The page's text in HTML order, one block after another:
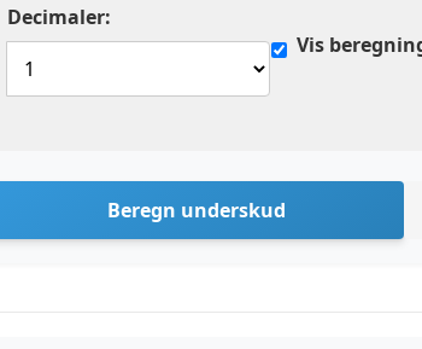
Decimaler:
Vis
Beregn underskud